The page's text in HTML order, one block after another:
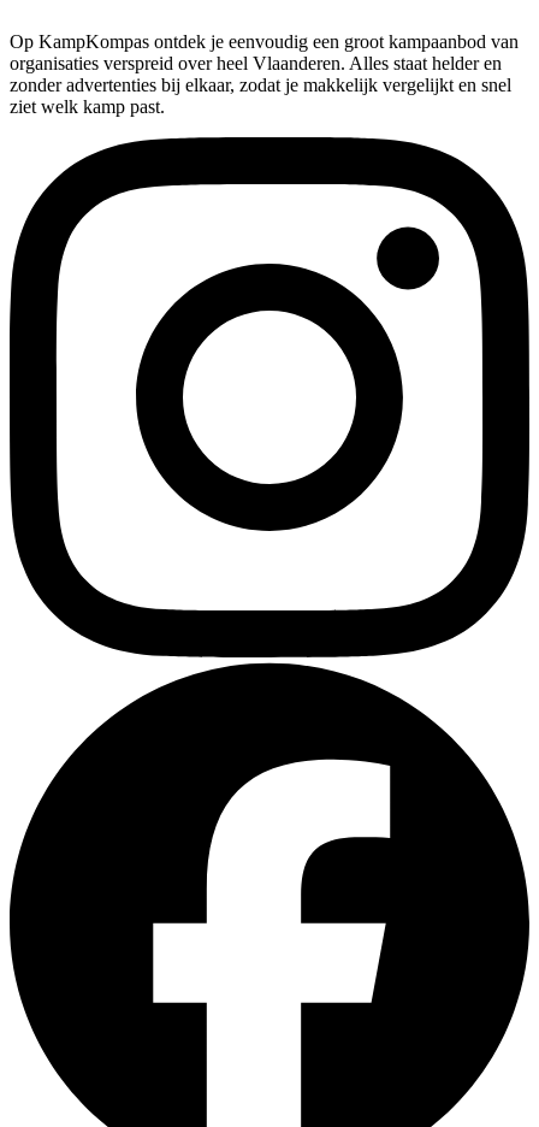
Op KampKompas ontdek je eenvoudig een groot kampaanbod van
organisaties verspreid over heel Vlaanderen. Alles staat helder en
zonder advertenties bij elkaar, zodat je makkelijk vergelijkt en snel
ziet welk kamp past.